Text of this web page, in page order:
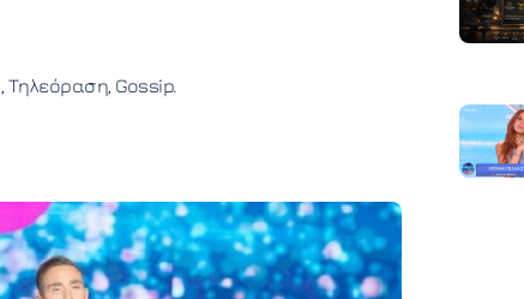
Τηλεόραση Gossip